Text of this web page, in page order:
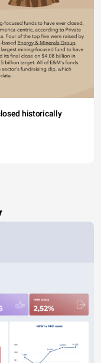
historically